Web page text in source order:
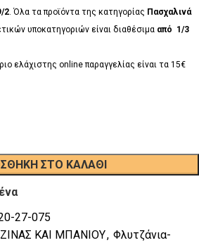
2. Όλα τα προϊόντα της κατηγορίας Πασχαλινά
υποκατηγοριών είναι διαθέσιμα από 1/3
ελάχιστης online παραγγελίας είναι τα 15€
ΣΤΟ ΚΑΛΆΘΙ
27-075
ΚΑΙ ΜΠΑΝΙΟΥ, Φλυτζάνια-